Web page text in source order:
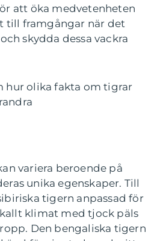
att öka medvetenheten
till framgångar när det
skydda dessa vackra
hur olika fakta om tigrar
variera beroende på
unika egenskaper. Till
tigern anpassad för
klimat med tjock päls
Den bengaliska tigern